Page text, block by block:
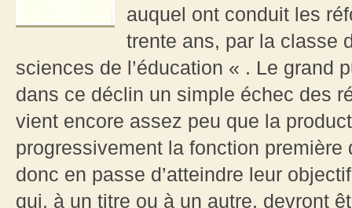
auquel ont conduit les
trente ans, par la classe
sciences de l’éducation « . Le grand
dans ce déclin un simple échec des
vient encore assez peu que la
progressivement la fonction
donc en passe d’atteindre leur
qui, à un titre ou à un autre, devront